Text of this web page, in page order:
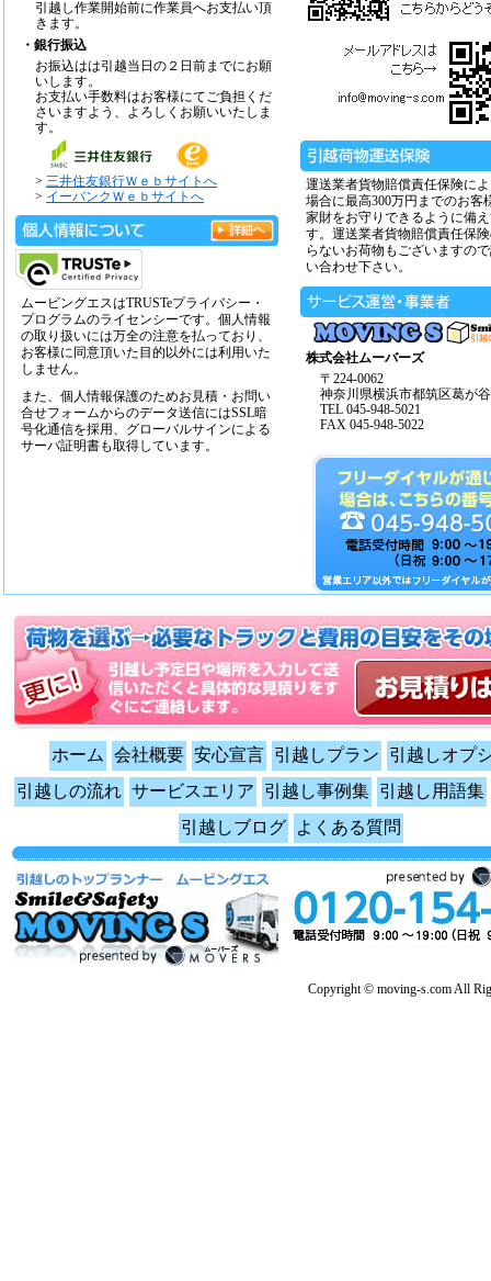
引越し作業開始前に作業員へお支払い頂
きます。
・銀行振込
お振込はは引越当日の２日前までにお願
いします。
お支払い手数料はお客様にてご負担くだ
さいますよう、よろしくお願いいたしま
す。
> 三井住友銀行Ｗｅｂサイトへ
> イーバンクＷｅｂサイトへ
ムービングエスはTRUSTeプライバシー・
プログラムのライセンシーです。個人情報
の取り扱いには万全の注意を払っており、
お客様に同意頂いた目的以外には利用いた
しません。
また、個人情報保護のためお見積・お問い
合せフォームからのデータ送信にはSSL暗
号化通信を採用、グローバルサインによる
サーバ証明書も取得しています。
運送業者貨物賠償責任保険に
場合に最高300万円までのお客
家財をお守りできるように備
す。運送業者貨物賠償責任保
らないお荷物もございますの
い合わせ下さい。
株式会社ムーバーズ
〒224-0062
神奈川県横浜市都筑区葛が
TEL 045-948-5021
FAX 045-948-5022
ホーム 会社概要 安心宣言 引越しプラン
引越しオプ
引越しの流れ サービスエリア 引越し事例集 引越し用語集
引越しブログ
よくある質問
Copyright © moving-s.com All